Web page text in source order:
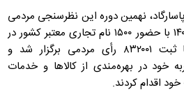
نهمین دوره این نظرسنجی مردمی
از تاریخ ۵اردیبهشت تا ۱۵تیر۱۴۰۱ با حضور ۱۵۰۰ نام تجاری معتبر کشور در
۱۰۲ گروه کالا و خدمات، با ثبت ۸۳۲۰۰۱ رأی مردمی برگزار شد و
خود در بهره‌مندی از کالاها و خدمات
اقدام کردند.